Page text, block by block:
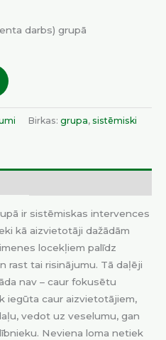
darbs) grupā
Birkas: grupa, sistēmiski
ir sistēmiskas intervences
kā aizvietotāji dažādām
locekļiem palīdz
rast tai risinājumu. Tā daļēji
nav – caur fokusētu
iegūta caur aizvietotājiem,
vedot uz veselumu, gan
Neviena loma netiek